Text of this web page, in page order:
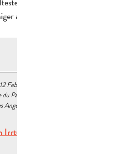
als 500 m
Februar 2026 Um 12:15
Pays d’Aubagne et de l’Étoile
Angebots :
Irrtum angeben